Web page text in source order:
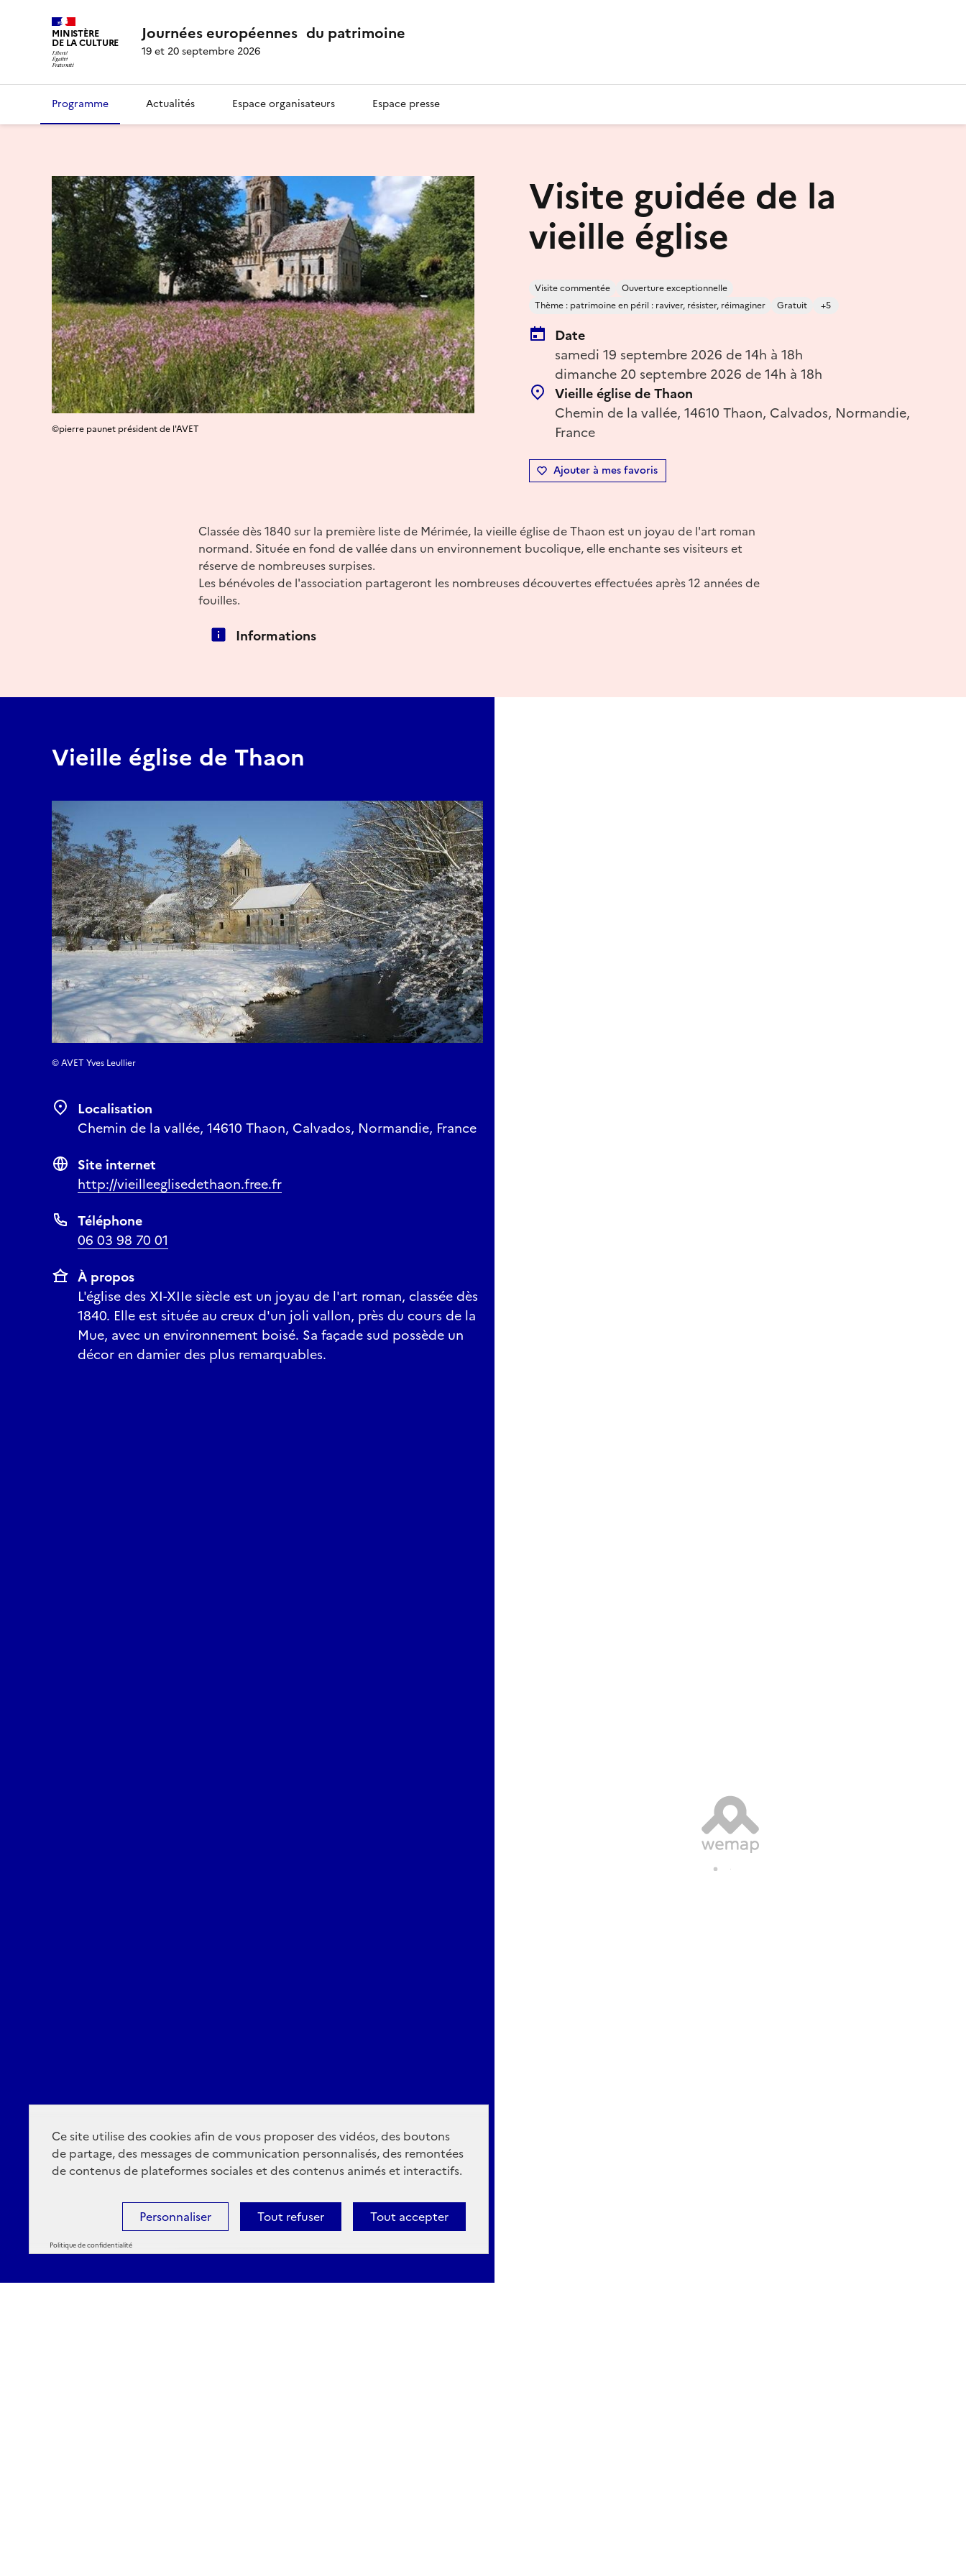
Ce site utilise des cookies afin de vous proposer des vidéos, des boutons
de partage, des messages de communication personnalisés, des remontées
de contenus de plateformes sociales et des contenus animés et interactifs.
Tout accepter
Tout refuser
Personnaliser
Politique de confidentialité
MINISTÈRE
DE LA CULTURE Journées européennes du patrimoine
19 et 20 septembre 2026
Programme Actualités Espace organisateurs Espace presse
Visite guidée de la
vieille église
Visite commentée
Ouverture exceptionnelle
Thème : patrimoine en péril : raviver, résister, réimaginer
Gratuit +5
Date
samedi 19 septembre 2026 de 14h à 18h
dimanche 20 septembre 2026 de 14h à 18h
Vieille église de Thaon
Chemin de la vallée, 14610 Thaon, Calvados, Normandie,
France
Ajouter à mes favoris
©pierre paunet président de l'AVET
Classée dès 1840 sur la première liste de Mérimée, la vieille église de Thaon est un joyau de l'art roman
normand. Située en fond de vallée dans un environnement bucolique, elle enchante ses visiteurs et
réserve de nombreuses surpises.
Les bénévoles de l'association partageront les nombreuses découvertes effectuées après 12 années de
fouilles.
Informations
Vieille église de Thaon
© AVET Yves Leullier
Localisation
Chemin de la vallée, 14610 Thaon, Calvados, Normandie, France
Site internet
http://vieilleeglisedethaon.free.fr
Téléphone
06 03 98 70 01
À propos
L'église des XI-XIIe siècle est un joyau de l'art roman, classée dès
1840. Elle est située au creux d'un joli vallon, près du cours de la
Mue, avec un environnement boisé. Sa façade sud possède un
décor en damier des plus remarquables.